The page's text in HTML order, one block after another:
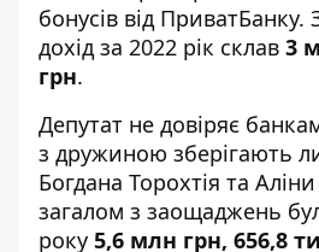
бонусів від ПриватБанку.
дохід за 2022 рік склав 3
грн.
Депутат не довіряє
з дружиною зберігають
Богдана Торохтія та
загалом з заощаджень
року 5,6 млн грн, 656,8